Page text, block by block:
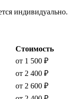
индивидуально.
Стоимость
от 1 500 ₽
от 2 400 ₽
от 2 600 ₽